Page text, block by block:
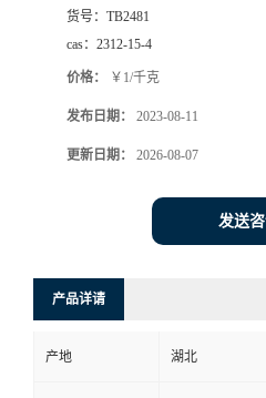
货号： TB2481
cas： 2312-15-4
价格： ￥1/千克
发布日期： 2023-08-11
更新日期： 2026-08-07
发送
产品详请
产地 湖北